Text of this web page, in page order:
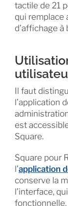
tactile de 21
qui remplace
d’affichage à
Il faut
l’application
est
Square.
Square pour
l’application
conserve la
l’interface,
fonctionnelle.